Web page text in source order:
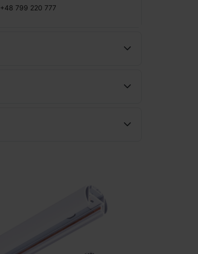
+48 799 220 777